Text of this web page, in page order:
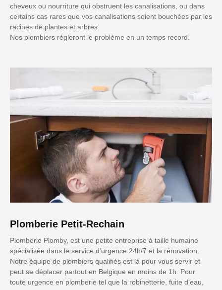
cheveux ou nourriture qui obstruent les canalisations, ou dans
certains cas rares que vos canalisations soient bouchées par les
racines de plantes et arbres.
Nos plombiers régleront le problème en un temps record.
Plomberie Petit-Rechain
Plomberie Plomby, est une petite entreprise à taille humaine
spécialisée dans le service d’urgence 24h/7 et la rénovation.
Notre équipe de plombiers qualifiés est là pour vous servir et
peut se déplacer partout en Belgique en moins de 1h. Pour
toute urgence en plomberie tel que la robinetterie, fuite d'eau,